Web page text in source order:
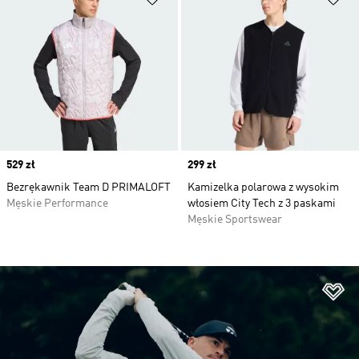
Price
529 zł
Bezrękawnik Team D PRIMALOFT
Męskie Performance
Price
299 zł
Kamizelka polarowa z wysokim
włosiem City Tech z 3 paskami
Męskie Sportswear